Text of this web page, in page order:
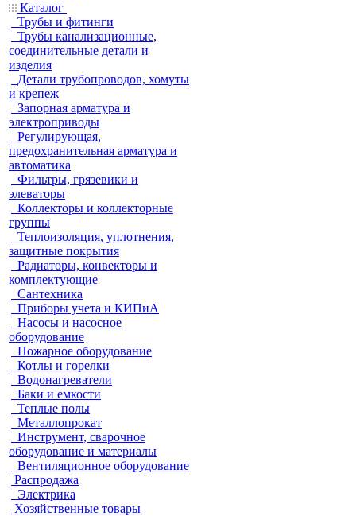
Каталог
Трубы и фитинги
Трубы канализационные,
соединительные детали и
изделия
Детали трубопроводов, хомуты
и крепеж
Запорная арматура и
электроприводы
Регулирующая,
предохранительная арматура и
автоматика
Фильтры, грязевики и
элеваторы
Коллекторы и коллекторные
группы
Теплоизоляция, уплотнения,
защитные покрытия
Радиаторы, конвекторы и
комплектующие
Сантехника
Приборы учета и КИПиА
Насосы и насосное
оборудование
Пожарное оборудование
Котлы и горелки
Водонагреватели
Баки и емкости
Теплые полы
Металлопрокат
Инструмент, сварочное
оборудование и материалы
Вентиляционное оборудование
Распродажа
Электрика
Хозяйственные товары